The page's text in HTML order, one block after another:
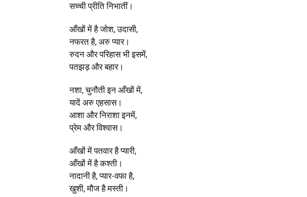
सच्ची प्रीति निभातीं।
आँखों में है जोश, उदासी,
नफरत है, अरु प्यार।
रुदन और परिहास भी इसमें,
पतझड़ और बहार।
नशा, चुनौती इन आँखों में,
यादें अरु एहसास।
आशा और निराशा इनमें,
प्रेम और विश्वास।
आँखों में पतवार है प्यारी,
आँखों में है कश्ती।
नादानी है, प्यार-वफा है,
खुशी, मौज है मस्ती।